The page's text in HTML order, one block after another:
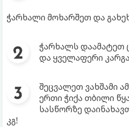
ჭარხალი მოხარშეთ და
ჭარხალს დაამატეთ
და ყველაფერი
შეცვალეთ ვახშამი
ერთი ჭიქა თბილი
სასწორზე
კგ!